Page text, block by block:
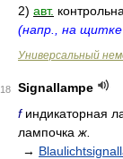
2) авт.
(напр., на щитке
Универсальный
18
Signallampe
fиндикаторная
лампочка ж.
→